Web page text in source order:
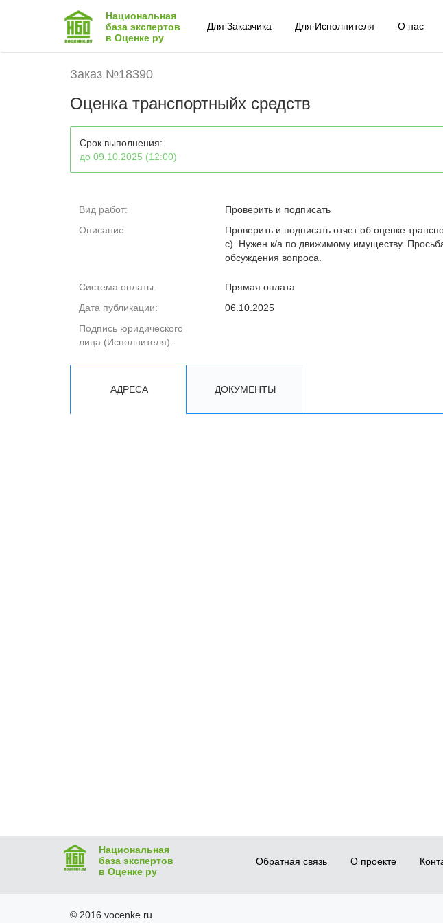
Национальная
база экспертов
в Оценке ру
Для Заказчика Для Исполнителя О нас
Заказ №18390
Оценка транспортныйх средств
Срок выполнения:
до 09.10.2025 (12:00)
Вид работ:
Проверить и подписать
Описание:
Проверить и подписать отчет об оценке
с). Нужен к/а по движимому имуществу.
обсуждения вопроса.
Система оплаты:
Прямая оплата
Дата публикации:
06.10.2025
Подпись юридического
лица (Исполнителя):
АДРЕСА ДОКУМЕНТЫ
Национальная
база экспертов
в Оценке ру
Обратная связь О проекте
© 2016 vocenke.ru